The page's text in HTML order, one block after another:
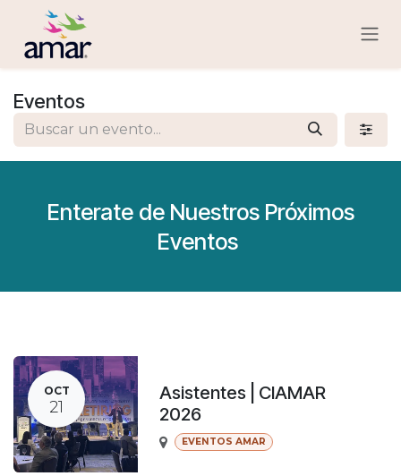
Ir al contenido
Eventos
Enterate de Nuestros Próximos
Eventos
OCT
21
Asistentes | CIAMAR
2026
EVENTOS AMAR